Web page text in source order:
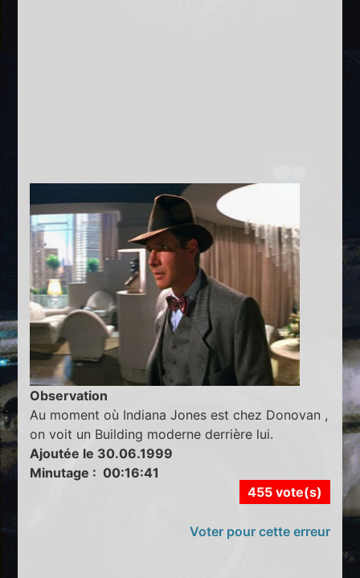
Observation
Au moment où Indiana Jones est chez Donovan ,
on voit un Building moderne derrière lui.
Ajoutée le 30.06.1999
Minutage : 00:16:41
455 vote(s)
Voter pour cette erreur